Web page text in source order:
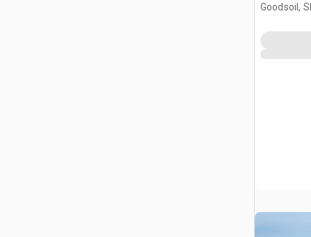
Goodsoil,